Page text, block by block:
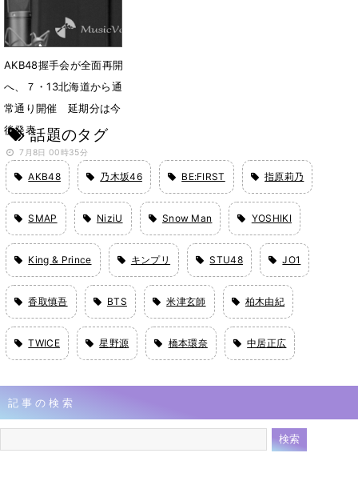
AKB48握手会が全面再開
へ、７・13北海道から通
常通り開催 延期分は今
後発表
7月8日 00時35分
話題のタグ
AKB48 乃木坂46 BE:FIRST 指原莉乃
SMAP NiziU Snow Man YOSHIKI
King & Prince キンプリ STU48 JO1
香取慎吾 BTS 米津玄師 柏木由紀
TWICE 星野源 橋本環奈 中居正広
記事の検索